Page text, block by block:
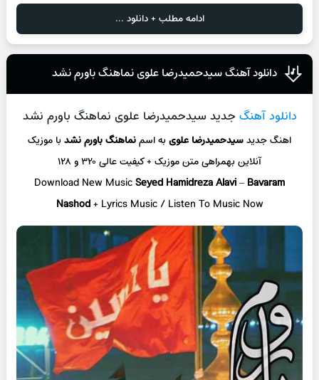
ادامه مطلب + دانلود ...
دانلود آهنگ سیدحمیدرضا علوی نماهنگ باورم نشد
دانلود آهنگ جدید سیدحمیدرضا علوی نماهنگ باورم نشد
اهنگ جدیدسیدحمیدرضا علویبه اسمنماهنگ باورم نشدبا موزیک
آنلاینبهمراهی متن موزیک + کیفیت عالی ۳۲۰ و ۱۲۸
Download New MusicSeyed Hamidreza Alavi– Bavaram
Nashod+ Lyrics Music / Listen To Music Now